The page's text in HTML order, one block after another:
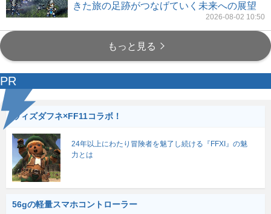
きた旅の足跡がつなげていく未来への展望
2026-08-02 10:50
もっと見る
PR
ウィズダフネ×FF11コラボ！
24年以上にわたり冒険者を魅了し続ける『FFXI』の魅
力とは
56gの軽量スマホコントローラー